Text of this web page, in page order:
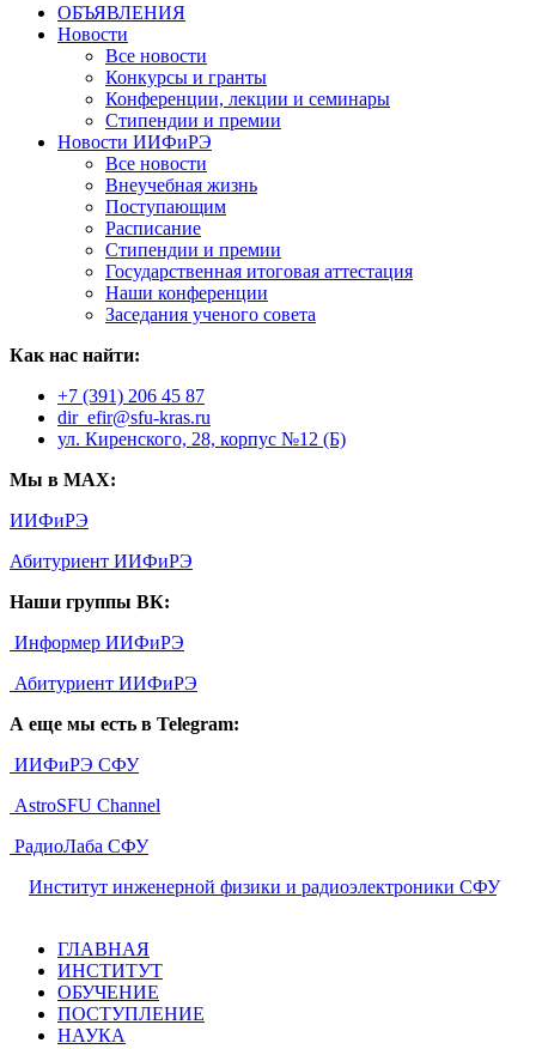
ОБЪЯВЛЕНИЯ
Новости
Все новости
Конкурсы и гранты
Конференции, лекции и семинары
Стипендии и премии
Новости ИИФиРЭ
Все новости
Внеучебная жизнь
Поступающим
Расписание
Стипендии и премии
Государственная итоговая аттестация
Наши конференции
Заседания ученого совета
Как нас найти:
+7 (391) 206 45 87
dir_efir@sfu-kras.ru
ул. Киренского, 28, корпус №12 (Б)
Мы в MAX:
ИИФиРЭ
Абитуриент ИИФиРЭ
Наши группы ВК:
Информер ИИФиРЭ
Абитуриент ИИФиРЭ
А еще мы есть в Telegram:
ИИФиРЭ СФУ
AstroSFU Channel
РадиоЛаба СФУ
Институт инженерной физики и радиоэлектроники СФУ,
ГЛАВНАЯ
ИНСТИТУТ
ОБУЧЕНИЕ
ПОСТУПЛЕНИЕ
НАУКА